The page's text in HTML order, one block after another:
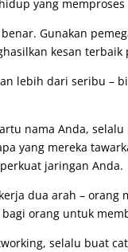
yang
Gunakan
kesan
lebih dari seribu –
nama Anda,
yang mereka
jaringan Anda.
dua arah – orang
orang untuk
selalu buat